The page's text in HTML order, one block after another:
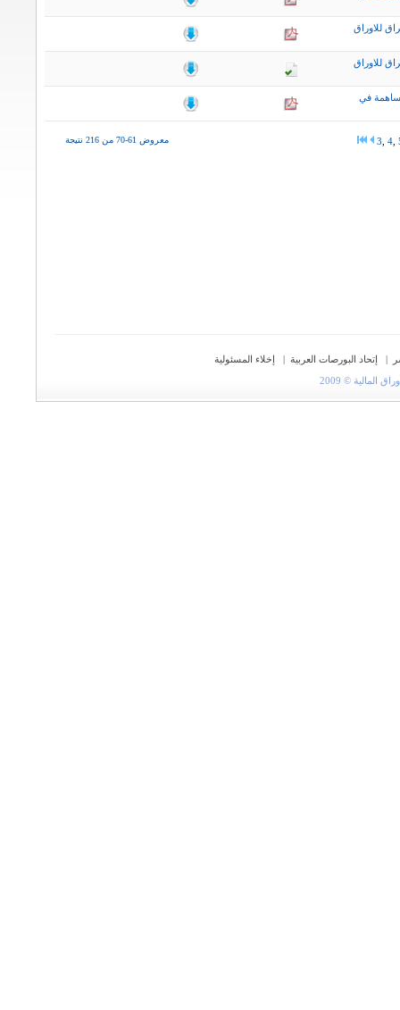
للاوراق
للاوراق
في
معروض 61-70 من 216 نتيجة 3 4
| إتحاد البورصات العربية |
إخلاء المسئولية
© 2009